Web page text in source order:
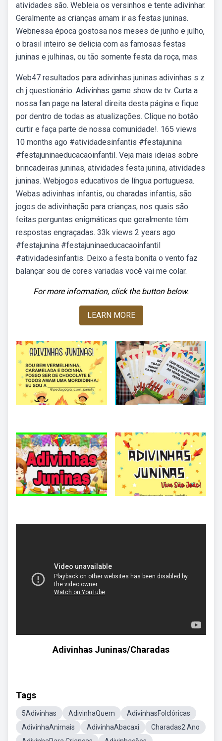
atividades são. Webleia os versinhos e tente adivinhar.
Geralmente as crianças amam ir as festas juninas.
Webnessa época gostosa nos meses de junho e julho,
o brasil inteiro se delicia com as famosas festas
juninas e julhinas, ou tão somente festa da roça, mas.
Web47 resultados para adivinhas juninas adivinhas s z
ch j questionário. Adivinhas game show de tv. Curta a
nossa fan page na lateral direita desta página e fique
por dentro de todas as atualizações. Clique no botão
curtir e faça parte de nossa comunidade!. 165 views
10 months ago #atividadesinfantis #festajunina
#festajuninaeducacaoinfantil. Veja mais ideias sobre
brincadeiras juninas, atividades festa junina, atividades
juninas. Webjogos educativos de língua portuguesa.
Webas adivinhas infantis, ou charadas infantis, são
jogos de adivinhação para crianças, nos quais são
feitas perguntas enigmáticas que geralmente têm
respostas engraçadas. 33k views 2 years ago
#festajunina #festajuninaeducacaoinfantil
#atividadesinfantis. Deixo a festa bonita o vento faz
balançar sou de cores variadas você vai me colar.
For more information, click the button below.
LEARN MORE
Adivinhas Juninas/Charadas
Tags
5Adivinhas AdivinhaQuem
AdivinhasFolclóricas
AdivinhaAnimais
AdivinhaAbacaxi
Charadas2 Ano